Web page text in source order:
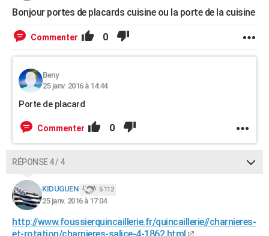
Bonjour portes de placards cuisine ou la porte de la cuisine
Commenter 0
Beny
25 janv. 2016 à 14:44
Porte de placard
Commenter 0
RÉPONSE 4 / 4
KIDUGUEN 5 112
25 janv. 2016 à 17:04
http://www.foussierquincaillerie.fr/quincaillerie//charnieres-